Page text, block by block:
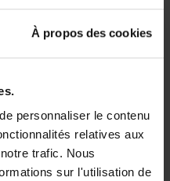
À propos des cookies
personnaliser le contenu
relatives aux
trafic. Nous
sur l'utilisation de